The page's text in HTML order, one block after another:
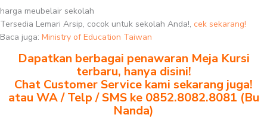
harga meubelair sekolah
Tersedia Lemari Arsip, cocok untuk sekolah Anda!, cek sekarang!
Baca juga: Ministry of Education Taiwan
Dapatkan berbagai penawaran Meja Kursi
terbaru, hanya disini!
Chat Customer Service kami sekarang juga!
atau WA / Telp / SMS ke 0852.8082.8081 (Bu
Nanda)